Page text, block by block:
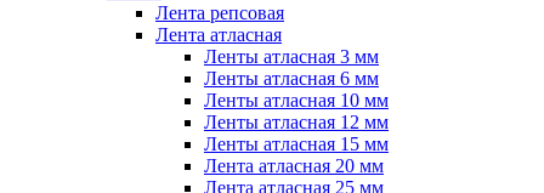
Лента репсовая
Лента атласная
Ленты атласная 3 мм
Ленты атласная 6 мм
Ленты атласная 10 мм
Ленты атласная 12 мм
Ленты атласная 15 мм
Лента атласная 20 мм
Лента атласная 25 мм